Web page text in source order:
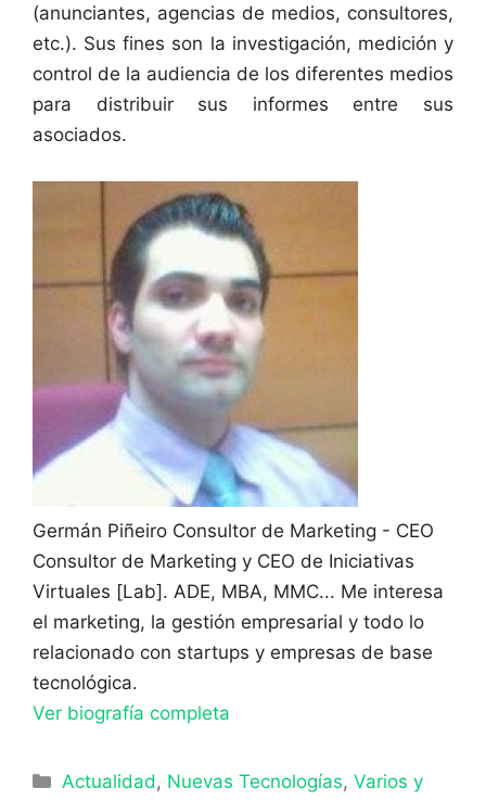
(anunciantes, agencias de medios, consultores,
etc.). Sus fines son la investigación, medición y
control de la audiencia de los diferentes medios
para distribuir sus informes entre sus
asociados.
Germán Piñeiro Consultor de Marketing - CEO
Consultor de Marketing y CEO de Iniciativas
Virtuales [Lab]. ADE, MBA, MMC... Me interesa
el marketing, la gestión empresarial y todo lo
relacionado con startups y empresas de base
tecnológica.
Ver biografía completa
Categorías
Actualidad , Nuevas Tecnologías,Varios y